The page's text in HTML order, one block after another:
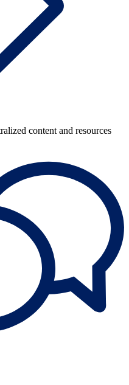
content and resources